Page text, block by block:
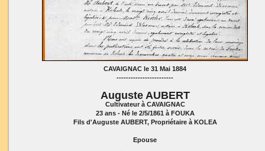
CAVAIGNAC le 31 Mai 1884
------------------------
Auguste AUBERT
Cultivateur à CAVAIGNAC
23 ans - Né le 2/5/1861 à FOUKA
Fils d'Auguste AUBERT, Propriétaire à KOLEA
Epouse